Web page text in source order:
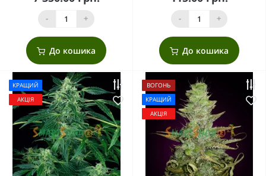
- +
До кошика
- +
До кошика
КРАЩИЙ
АКЦІЯ
ВОГОНЬ
КРАЩИЙ
АКЦІЯ